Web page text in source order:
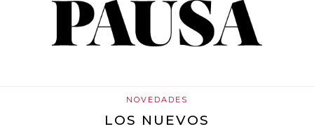
NOVEDADES
LOS NUEVOS